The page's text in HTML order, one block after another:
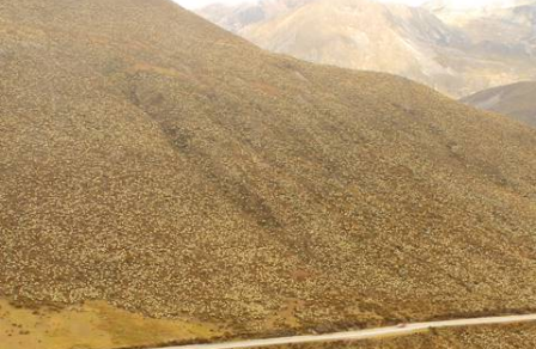
1
Le GuideCaracas
Conseils pratiques, témoignages et inspirations pour bien préparer son
voyage